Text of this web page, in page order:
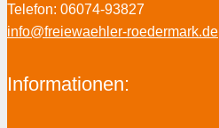
Telefon: 06074-93827
info@freiewaehler-roedermark.de
Informationen: